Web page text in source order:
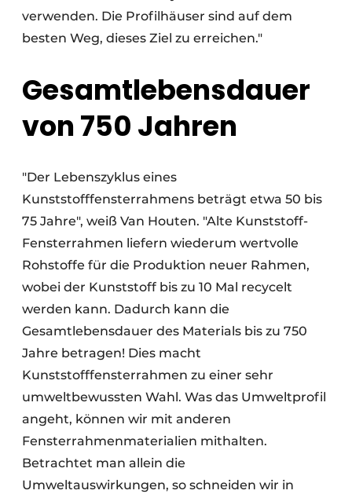
verwenden. Die Profilhäuser sind auf dem
besten Weg, dieses Ziel zu erreichen."
Gesamtlebensdauer
von 750 Jahren
"Der Lebenszyklus eines
Kunststofffensterrahmens beträgt etwa 50 bis
75 Jahre", weiß Van Houten. "Alte Kunststoff-
Fensterrahmen liefern wiederum wertvolle
Rohstoffe für die Produktion neuer Rahmen,
wobei der Kunststoff bis zu 10 Mal recycelt
werden kann. Dadurch kann die
Gesamtlebensdauer des Materials bis zu 750
Jahre betragen! Dies macht
Kunststofffensterrahmen zu einer sehr
umweltbewussten Wahl. Was das Umweltprofil
angeht, können wir mit anderen
Fensterrahmenmaterialien mithalten.
Betrachtet man allein die
Umweltauswirkungen, so schneiden wir in